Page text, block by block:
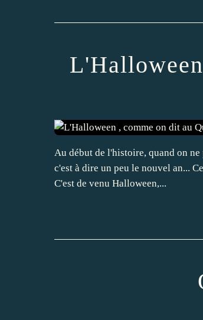
Au début de l'histoire, quand on
c'est à dire un peu le nouvel an...
C'est de venu Halloween,...